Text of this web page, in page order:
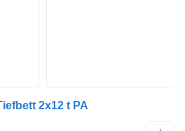
2x12 t PA